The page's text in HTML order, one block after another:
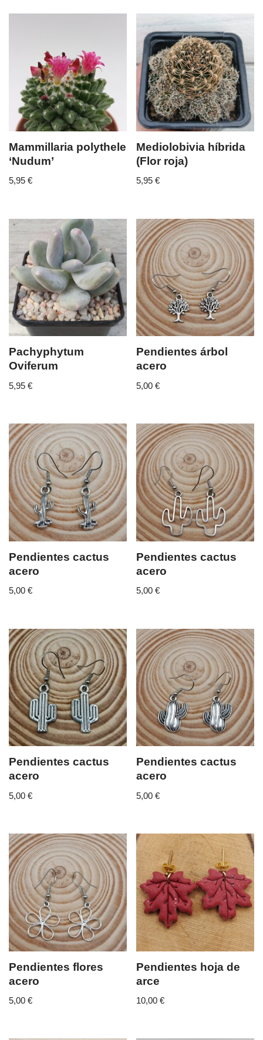
Mammillaria polythele
‘Nudum’
5,95 €
Mediolobivia híbrida
(Flor roja)
5,95€
Pachyphytum
Oviferum
5,95 €
Pendientes árbol
acero
5,00€
Pendientes cactus
acero
5,00 €
Pendientes cactus
acero
5,00€
Pendientes cactus
acero
5,00 €
Pendientes cactus
acero
5,00€
Pendientes flores
acero
5,00 €
Pendientes hoja de
arce
10,00€